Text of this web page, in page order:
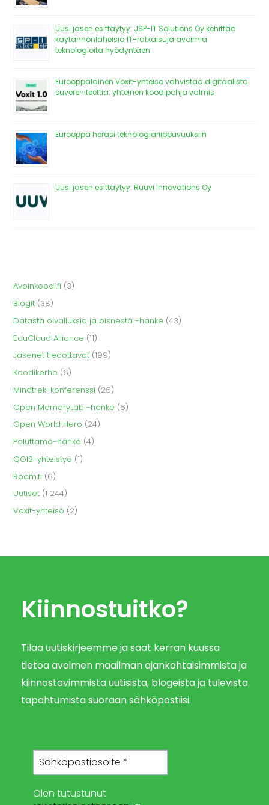
Uusi jäsen esittäytyy: JSP-IT Solutions Oy kehittää
käytännönläheisiä IT-ratkaisuja avoimia
teknologioita hyödyntäen
Eurooppalainen Voxit-yhteisö vahvistaa digitaalista
suvereniteettia: yhteinen koodipohja valmis
Eurooppa heräsi teknologiariippuvuuksiin
Uusi jäsen esittäytyy: Ruuvi Innovations Oy
Avoinkoodi.fi (3)
Blogit (38)
Datasta oivalluksia ja bisnestä -hanke (43)
EduCloud Alliance (11)
Jäsenet tiedottavat (199)
Koodikerho (6)
Mindtrek-konferenssi (26)
Open MemoryLab -hanke (6)
Open World Hero (24)
Poluttamo-hanke (4)
QGIS-yhteistyö (1)
Roam.fi (6)
Uutiset (1 244)
Voxit-yhteisö (2)
Kiinnostuitko?
Tilaa uutiskirjeemme ja saat kerran kuussa
tietoa avoimen maailman ajankohtaisimmista ja
kiinnostavimmista uutisista, blogeista ja tulevista
tapahtumista suoraan sähköpostiisi.
Olen tutustunut